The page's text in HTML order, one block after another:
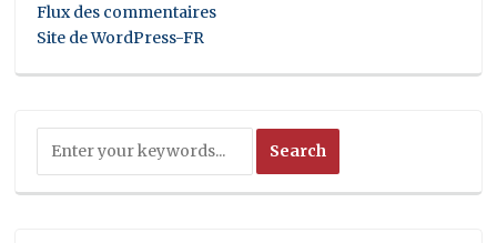
Flux des commentaires
Site de WordPress-FR